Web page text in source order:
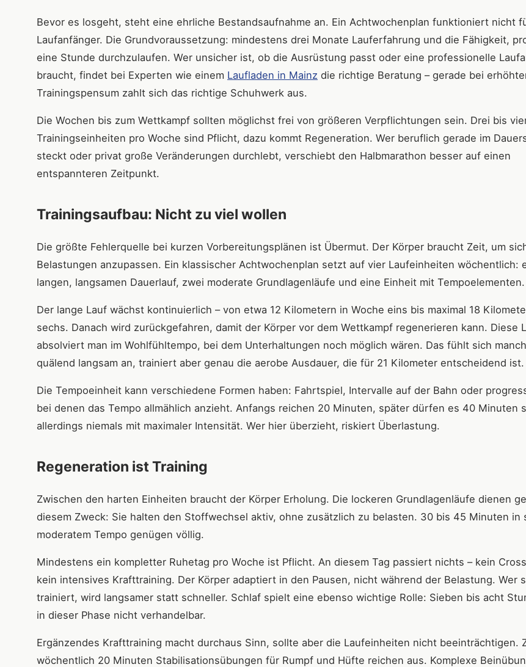
Bevor es losgeht, steht eine ehrliche Bestandsaufnahme an. Ein Achtwochenplan funktioniert nicht
Laufanfänger. Die Grundvoraussetzung: mindestens drei Monate Lauferfahrung und die Fähigkeit,
eine Stunde durchzulaufen. Wer unsicher ist, ob die Ausrüstung passt oder eine professionelle
braucht, findet bei Experten wie einem Laufladen in Mainz die richtige Beratung – gerade bei
Trainingspensum zahlt sich das richtige Schuhwerk aus.
Die Wochen bis zum Wettkampf sollten möglichst frei von größeren Verpflichtungen sein. Drei bis
Trainingseinheiten pro Woche sind Pflicht, dazu kommt Regeneration. Wer beruflich gerade im
steckt oder privat große Veränderungen durchlebt, verschiebt den Halbmarathon besser auf einen
entspannteren Zeitpunkt.
Trainingsaufbau: Nicht zu viel wollen
Die größte Fehlerquelle bei kurzen Vorbereitungsplänen ist Übermut. Der Körper braucht Zeit, um
Belastungen anzupassen. Ein klassischer Achtwochenplan setzt auf vier Laufeinheiten wöchentlich:
langen, langsamen Dauerlauf, zwei moderate Grundlagenläufe und eine Einheit mit Tempoelementen.
Der lange Lauf wächst kontinuierlich – von etwa 12 Kilometern in Woche eins bis maximal 18
sechs. Danach wird zurückgefahren, damit der Körper vor dem Wettkampf regenerieren kann. Diese
absolviert man im Wohlfühltempo, bei dem Unterhaltungen noch möglich wären. Das fühlt sich
quälend langsam an, trainiert aber genau die aerobe Ausdauer, die für 21 Kilometer entscheidend ist.
Die Tempoeinheit kann verschiedene Formen haben: Fahrtspiel, Intervalle auf der Bahn oder
bei denen das Tempo allmählich anzieht. Anfangs reichen 20 Minuten, später dürfen es 40 Minuten
allerdings niemals mit maximaler Intensität. Wer hier überzieht, riskiert Überlastung.
Regeneration ist Training
Zwischen den harten Einheiten braucht der Körper Erholung. Die lockeren Grundlagenläufe dienen
diesem Zweck: Sie halten den Stoffwechsel aktiv, ohne zusätzlich zu belasten. 30 bis 45 Minuten in
moderatem Tempo genügen völlig.
Mindestens ein kompletter Ruhetag pro Woche ist Pflicht. An diesem Tag passiert nichts – kein
kein intensives Krafttraining. Der Körper adaptiert in den Pausen, nicht während der Belastung. Wer
trainiert, wird langsamer statt schneller. Schlaf spielt eine ebenso wichtige Rolle: Sieben bis acht
in dieser Phase nicht verhandelbar.
Ergänzendes Krafttraining macht durchaus Sinn, sollte aber die Laufeinheiten nicht beeinträchtigen.
wöchentlich 20 Minuten Stabilisationsübungen für Rumpf und Hüfte reichen aus. Komplexe